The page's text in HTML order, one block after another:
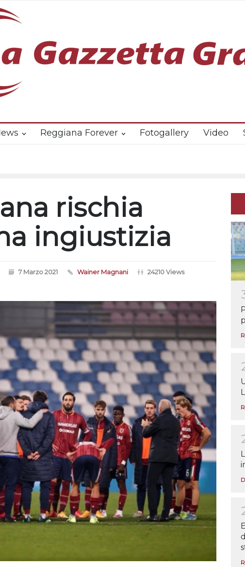
Reggiana Forever Fotogallery Video
rischia
ingiustizia
7 Marzo 2021 Wainer Magnani
24210 Views